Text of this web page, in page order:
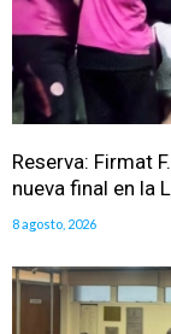
Reserva: Firmat
nueva final en la
8 agosto, 2026